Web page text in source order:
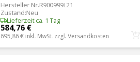
Hersteller Nr.R900999L21
Zustand:Neu
Lieferzeit ca. 1 Tag
584,76 €
695,86 € inkl. MwSt. zzgl. Versandkosten